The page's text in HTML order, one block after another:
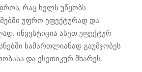
რაც ხელს უწყობს
უფრო ეფექტურად და
ინვესტიცია ასეთ ეფექტურ
სამართლიანად გაუმჯობეს
და ესეთიკურ მხარეს.